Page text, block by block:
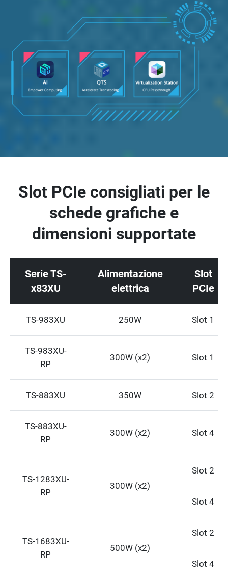
Slot PCIe consigliati per le
schede grafiche e
dimensioni supportate
Serie TS-
x83XU
Alimentazione
elettrica
Slot
PCIe
TS-983XU 250W Slot 1
TS-983XU-
RP
300W (x2) Slot 1
TS-883XU 350W Slot 2
TS-883XU-
RP
300W (x2) Slot 4
TS-1283XU-
RP
300W (x2)
Slot 2
Slot 4
TS-1683XU-
RP
500W (x2)
Slot 2
Slot 4